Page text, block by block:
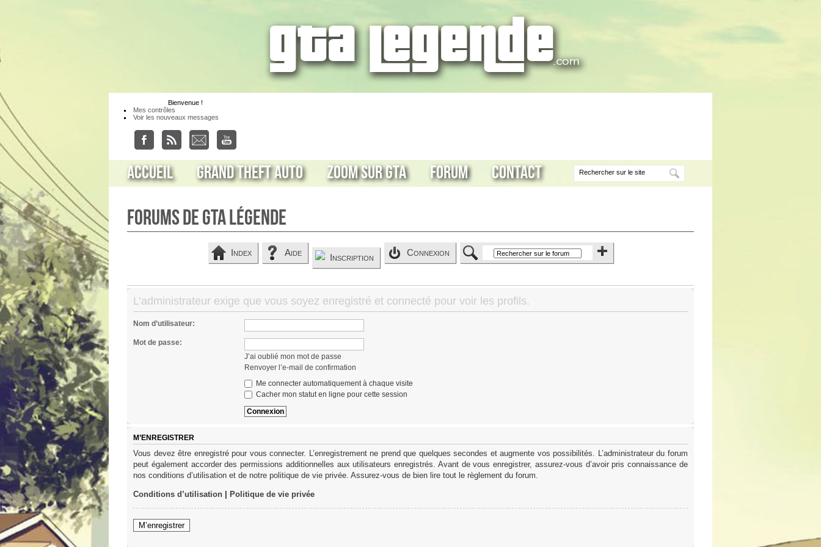
Bienvenue !
Mes contrôles
Voir les nouveaux messages
Accueil Grand Theft Auto Zoom sur GTA Forum Contact
Forums de GTA Légende
Index Aide Inscription Connexion
L’administrateur exige que vous soyez enregistré et connecté pour voir les profils.
Nom d’utilisateur:
Mot de passe:
J’ai oublié mon mot de passe
Renvoyer l’e-mail de confirmation
Me connecter automatiquement à chaque visite
Cacher mon statut en ligne pour cette session
M’ENREGISTRER
Vous devez être enregistré pour vous connecter. L’enregistrement ne prend que quelques secondes et augmente vos possibilités. L’administrateur du forum
peut également accorder des permissions additionnelles aux utilisateurs enregistrés. Avant de vous enregistrer, assurez-vous d’avoir pris connaissance de
nos conditions d’utilisation et de notre politique de vie privée. Assurez-vous de bien lire tout le règlement du forum.
Conditions d’utilisation Politique de vie privée
M’enregistrer